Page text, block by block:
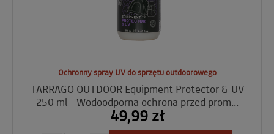
Ochronny spray UV do sprzętu outdoorowego
TARRAGO OUTDOOR Equipment Protector & UV
250 ml - Wodoodporna ochrona przed prom...
49,99 zł